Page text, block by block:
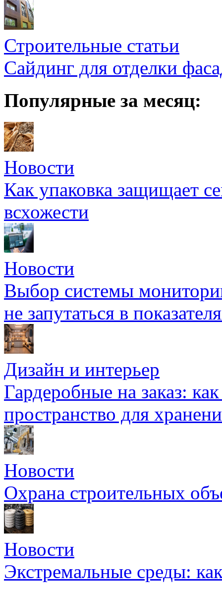
Строительные статьи
Сайдинг для отделки
Популярные за месяц:
Новости
Как упаковка защищает
всхожести
Новости
Выбор системы
не запутаться в
Дизайн и интерьер
Гардеробные на заказ:
пространство для
Новости
Охрана строительных
Новости
Экстремальные среды: